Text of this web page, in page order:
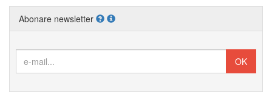
Abonare newsletter